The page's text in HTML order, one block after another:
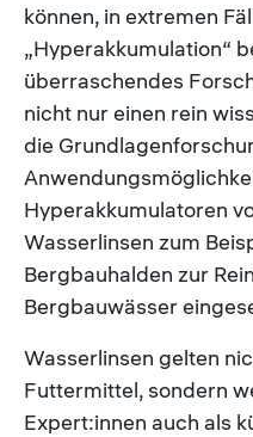
können, in extremen
„Hyperakkumulation“
überraschendes
nicht nur einen rein
die
Hyperakkumulatoren
Wasserlinsen zum
Bergbauhalden zur
Bergbauwässer
Wasserlinsen gelten
Futtermittel, sondern
Expert:innen auch als